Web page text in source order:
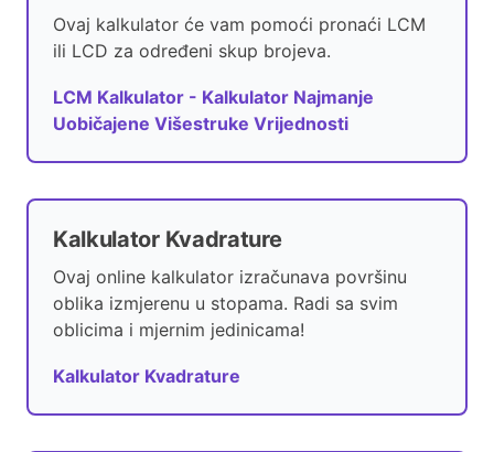
Ovaj kalkulator će vam pomoći pronaći LCM
ili LCD za određeni skup brojeva.
LCM Kalkulator - Kalkulator Najmanje
Uobičajene Višestruke Vrijednosti
Kalkulator Kvadrature
Ovaj online kalkulator izračunava površinu
oblika izmjerenu u stopama. Radi sa svim
oblicima i mjernim jedinicama!
Kalkulator Kvadrature